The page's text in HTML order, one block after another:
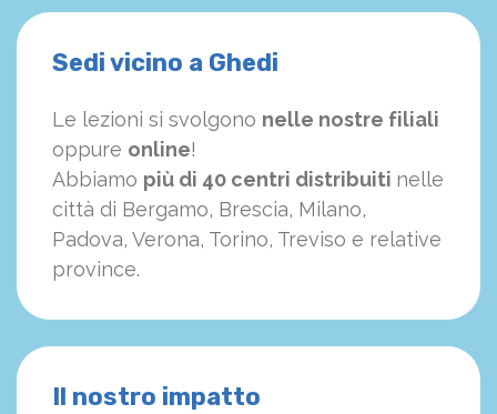
Sedi vicino a Ghedi
Le lezioni si svolgono nelle nostre filiali
oppure online!
Abbiamo più di 40 centri distribuiti nelle
città di Bergamo, Brescia, Milano,
Padova, Verona, Torino, Treviso e relative
province.
Il nostro impatto